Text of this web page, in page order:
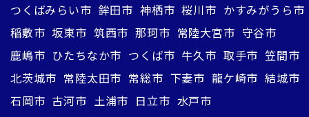
つくばみらい市 鉾田市 神栖市 桜川市 かすみがうら市
稲敷市 坂東市 筑西市 那珂市 常陸大宮市 守谷市
鹿嶋市 ひたちなか市 つくば市 牛久市 取手市 笠間市
北茨城市 常陸太田市 常総市 下妻市 龍ケ崎市 結城市
石岡市 古河市 土浦市 日立市 水戸市